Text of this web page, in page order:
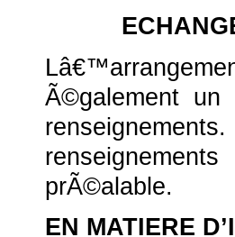
Ã©galement un
prÃ©alable.
EN MATIERE